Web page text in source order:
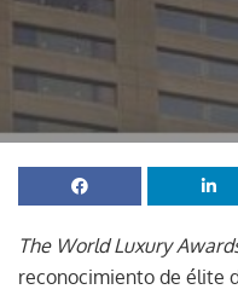
The World Luxury
reconocimiento de élite